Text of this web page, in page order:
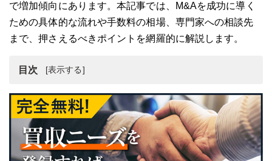
で増加傾向にあります。本記事では、M&Aを成功に導く
ための具体的な流れや手数料の相場、専門家への相談先
まで、押さえるべきポイントを網羅的に解説します。
目次
調剤薬局のM&Aが急増している背景
調剤薬局M&Aの最新動向と実施するメリット
調剤薬局M&Aの具体的な流れ【10ステップで解説】